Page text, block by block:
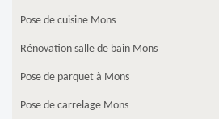
Pose de cuisine Mons
Rénovation salle de bain Mons
Pose de parquet à Mons
Pose de carrelage Mons